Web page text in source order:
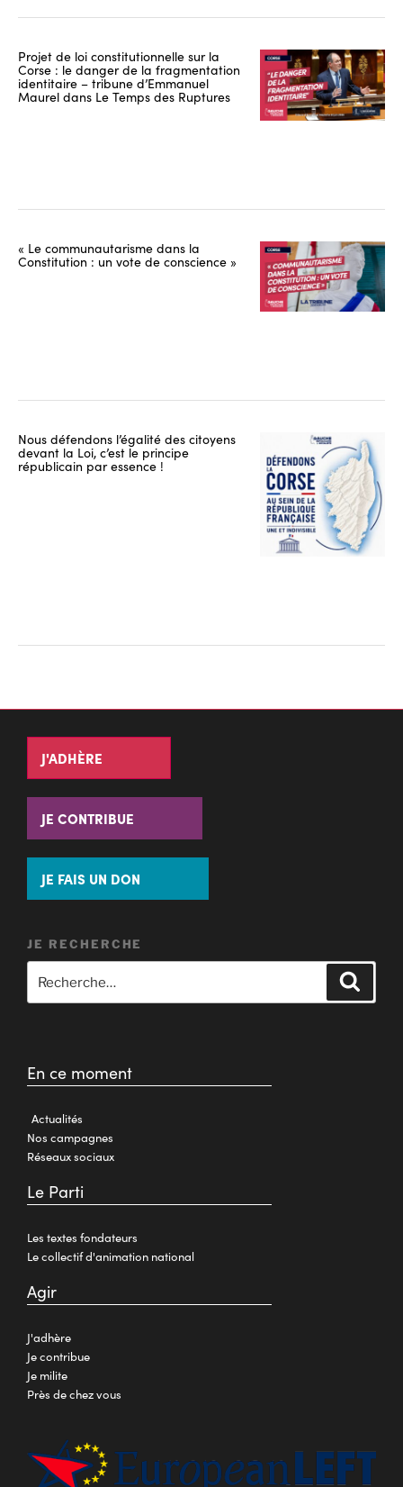
Projet de loi constitutionnelle sur la
Corse : le danger de la fragmentation
identitaire – tribune d’Emmanuel
Maurel dans Le Temps des Ruptures
« Le communautarisme dans la
Constitution : un vote de conscience »
Nous défendons l’égalité des citoyens
devant la Loi, c’est le principe
républicain par essence !
J'ADHÈRE
JE CONTRIBUE
JE FAIS UN DON
JE RECHERCHE
En ce moment
Actualités
Nos campagnes
Réseaux sociaux
Le Parti
Les textes fondateurs
Le collectif d'animation national
Agir
J'adhère
Je contribue
Je milite
Près de chez vous